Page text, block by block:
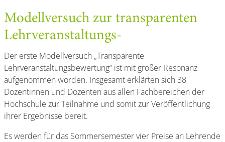
Modellversuch zur transparenten
Lehrveranstaltungs-
Der erste Modellversuch „Transparente
Lehrveranstaltungsbewertung“ ist mit großer Resonanz
aufgenommen worden. Insgesamt erklärten sich 38
Dozentinnen und Dozenten aus allen Fachbereichen der
Hochschule zur Teilnahme und somit zur Veröffentlichung
ihrer Ergebnisse bereit.
Es werden für das Sommersemester vier Preise an Lehrende